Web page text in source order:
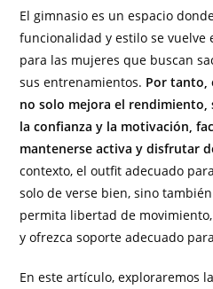
El gimnasio es un espacio
funcionalidad y estilo se vuelve
para las mujeres que buscan
sus entrenamientos. Por tanto,
no solo mejora el
la confianza y la motivación,
mantenerse activa y disfrutar
contexto, el outfit adecuado
solo de verse bien, sino
permita libertad de
y ofrezca soporte adecuado
En este artículo, exploraremos